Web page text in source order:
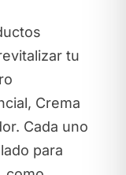
tu
Crema
Cada uno
para